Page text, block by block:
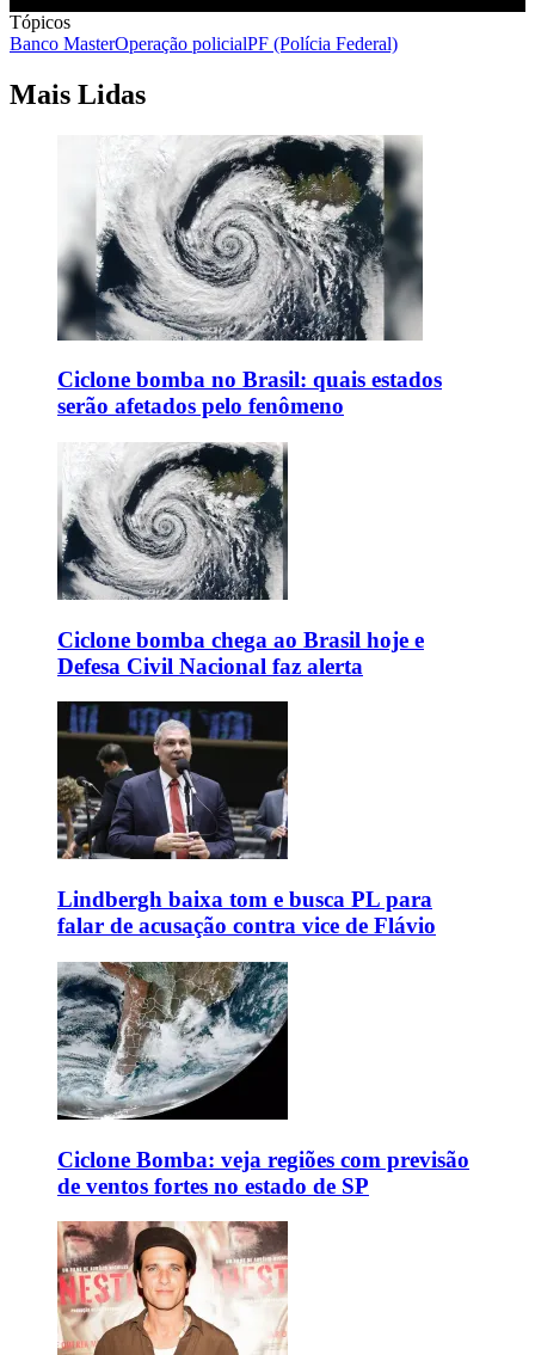
Tópicos
Banco MasterOperação policialPF (Polícia Federal)
Mais Lidas
Ciclone bomba no Brasil: quais estados
serão afetados pelo fenômeno
Ciclone bomba chega ao Brasil hoje e
Defesa Civil Nacional faz alerta
Lindbergh baixa tom e busca PL para
falar de acusação contra vice de Flávio
Ciclone Bomba: veja regiões com previsão
de ventos fortes no estado de SP